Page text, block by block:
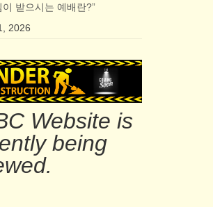
이 받으시는 예배란?”
2026
Website is
being